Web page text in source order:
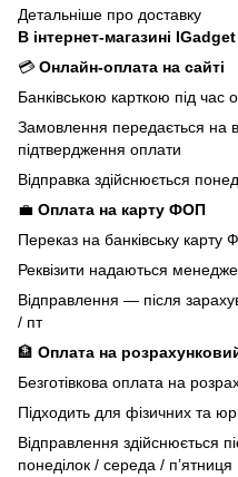
Детальніше про доставку
В інтернет-магазині
💳 Онлайн-оплата на сайті
Банківською карткою під
Замовлення передається на
підтвердження оплати
Відправка здійснюється
💼 Оплата на карту ФОП
Переказ на банківську карту
Реквізити надаються
Відправлення — після
/ пт
🏦 Оплата на
Безготівкова оплата на
Підходить для фізичних та
Відправлення здійснюється
понеділок / середа / п’ятниця